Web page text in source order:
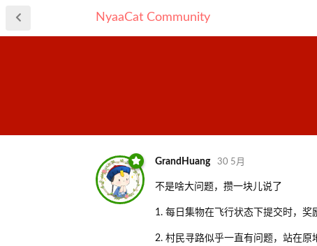
NyaaCat Community
GrandHuang 30 5月
不是啥大问题，攒一块儿说了
1. 每日集物在飞行状态下提交时，奖
2. 村民寻路似乎一直有问题，站在